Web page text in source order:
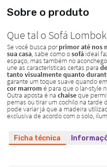
Sobre o produto
Ficha técnica